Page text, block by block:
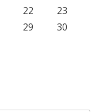
22
23
29
30